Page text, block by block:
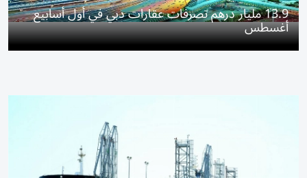
13.9 مليار درهم تصرفات عقارات دبي في أول أسابيع
أغسطس